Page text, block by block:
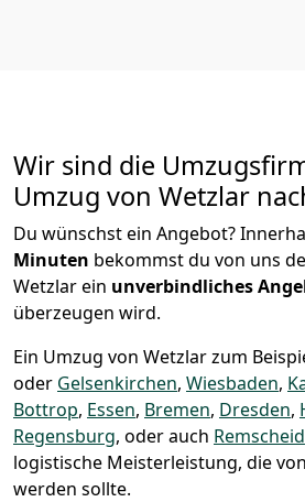
Wir sind die
Umzug von Wetzlar
Du wünschst ein Angebot?
Minuten bekommst du von uns
Wetzlar ein unverbindliches
überzeugen wird.
Ein Umzug von Wetzlar zum
oder Gelsenkirchen, Wiesbaden,
Bottrop, Essen, Bremen, Dresden,
Regensburg, oder auch Remscheid
logistische Meisterleistung, die
werden sollte.